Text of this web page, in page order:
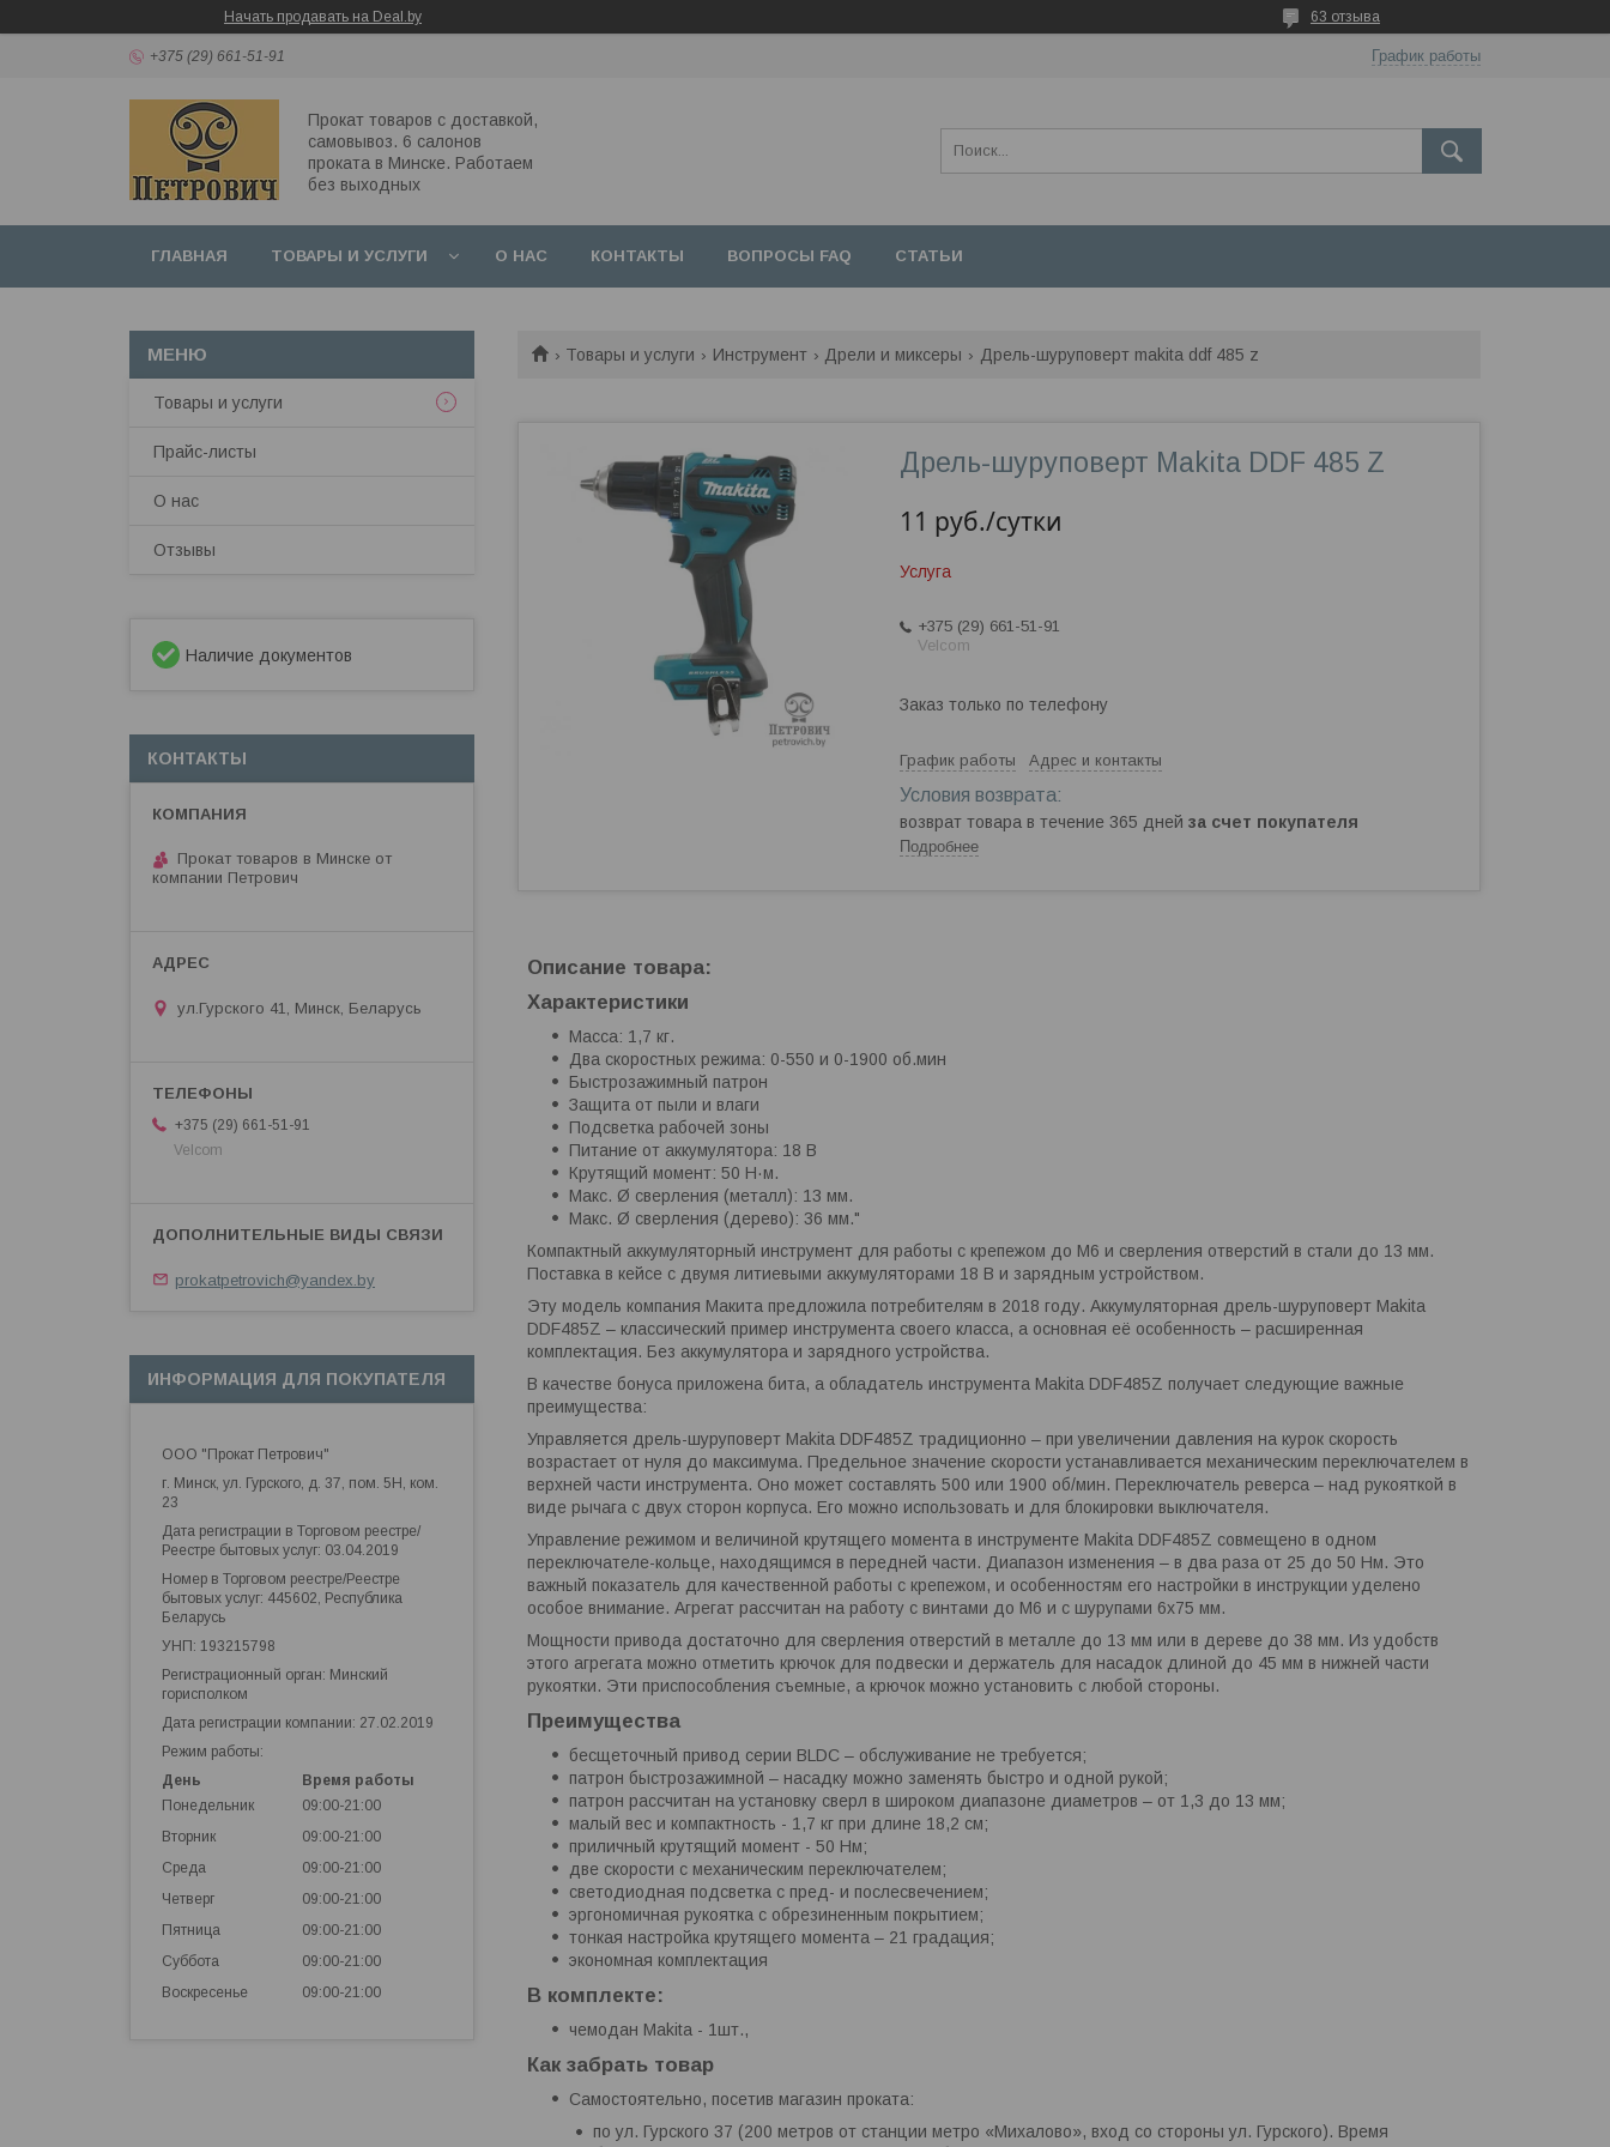
Начать продавать на Deal.by 63 отзыва
+375 (29) 661-51-91 График работы
Прокат товаров с доставкой,
самовывоз. 6 салонов
проката в Минске. Работаем
без выходных
ГЛАВНАЯ ТОВАРЫ И УСЛУГИ О НАС КОНТАКТЫ ВОПРОСЫ FAQ СТАТЬИ
Товары и услуги Инструмент Дрели и миксеры Дрель-шуруповерт makita ddf 485 z
Дрель-шуруповерт Makita DDF 485 Z
11 руб./сутки
Услуга
+375 (29) 661-51-91
Velcom
Заказ только по телефону
График работы Адрес и контакты
возврат товара в течение 365 дней за счет покупателя
Подробнее
Описание товара:
Характеристики
Масса: 1,7 кг.
Два скоростных режима: 0-550 и 0-1900 об.мин
Быстрозажимный патрон
Защита от пыли и влаги
Подсветка рабочей зоны
Питание от аккумулятора: 18 В
Крутящий момент: 50 Н·м.
Макс. Ø сверления (металл): 13 мм.
Макс. Ø сверления (дерево): 36 мм."
Компактный аккумуляторный инструмент для работы с крепежом до М6 и сверления отверстий в стали до 13 мм.
Поставка в кейсе с двумя литиевыми аккумуляторами 18 В и зарядным устройством.
Эту модель компания Макита предложила потребителям в 2018 году. Аккумуляторная дрель-шуруповерт Makita
DDF485Z – классический пример инструмента своего класса, а основная её особенность – расширенная
комплектация. Без аккумулятора и зарядного устройства.
В качестве бонуса приложена бита, а обладатель инструмента Makita DDF485Z получает следующие важные
преимущества:
Управляется дрель-шуруповерт Makita DDF485Z традиционно – при увеличении давления на курок скорость
возрастает от нуля до максимума. Предельное значение скорости устанавливается механическим переключателем в
верхней части инструмента. Оно может составлять 500 или 1900 об/мин. Переключатель реверса – над рукояткой в
виде рычага с двух сторон корпуса. Его можно использовать и для блокировки выключателя.
Управление режимом и величиной крутящего момента в инструменте Makita DDF485Z совмещено в одном
переключателе-кольце, находящимся в передней части. Диапазон изменения – в два раза от 25 до 50 Нм. Это
важный показатель для качественной работы с крепежом, и особенностям его настройки в инструкции уделено
особое внимание. Агрегат рассчитан на работу с винтами до М6 и с шурупами 6х75 мм.
Мощности привода достаточно для сверления отверстий в металле до 13 мм или в дереве до 38 мм. Из удобств
этого агрегата можно отметить крючок для подвески и держатель для насадок длиной до 45 мм в нижней части
рукоятки. Эти приспособления съемные, а крючок можно установить с любой стороны.
Преимущества
бесщеточный привод серии BLDC – обслуживание не требуется;
патрон быстрозажимной – насадку можно заменять быстро и одной рукой;
патрон рассчитан на установку сверл в широком диапазоне диаметров – от 1,3 до 13 мм;
малый вес и компактность - 1,7 кг при длине 18,2 см;
приличный крутящий момент - 50 Нм;
две скорости с механическим переключателем;
светодиодная подсветка с пред- и послесвечением;
эргономичная рукоятка с обрезиненным покрытием;
тонкая настройка крутящего момента – 21 градация;
экономная комплектация
В комплекте:
чемодан Makita - 1шт.,
Как забрать товар
Самостоятельно, посетив магазин проката:
по ул. Гурского 37 (200 метров от станции метро «Михалово», вход со стороны ул. Гурского). Время
Товары и услуги
Прайс-листы
О нас
Отзывы
Наличие документов
КОНТАКТЫ
Прокат товаров в Минске от
компании Петрович
ул.Гурского 41, Минск, Беларусь
+375 (29) 661-51-91
Velcom
prokatpetrovich@yandex.by
ИНФОРМАЦИЯ ДЛЯ ПОКУПАТЕЛЯ
ООО "Прокат Петрович"
г. Минск, ул. Гурского, д. 37, пом. 5Н, ком.
23
Дата регистрации в Торговом реестре/
Реестре бытовых услуг: 03.04.2019
Номер в Торговом реестре/Реестре
бытовых услуг: 445602, Республика
Беларусь
УНП: 193215798
Регистрационный орган: Минский
горисполком
Дата регистрации компании: 27.02.2019
Режим работы:
День
Время работы
Понедельник
09:00-21:00
Вторник
09:00-21:00
Среда
09:00-21:00
Четверг
09:00-21:00
Пятница
09:00-21:00
Суббота
09:00-21:00
Воскресенье
09:00-21:00